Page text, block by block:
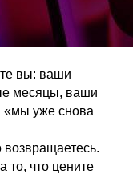
вы: ваши
месяцы, ваши
«мы уже снова
то, что цените